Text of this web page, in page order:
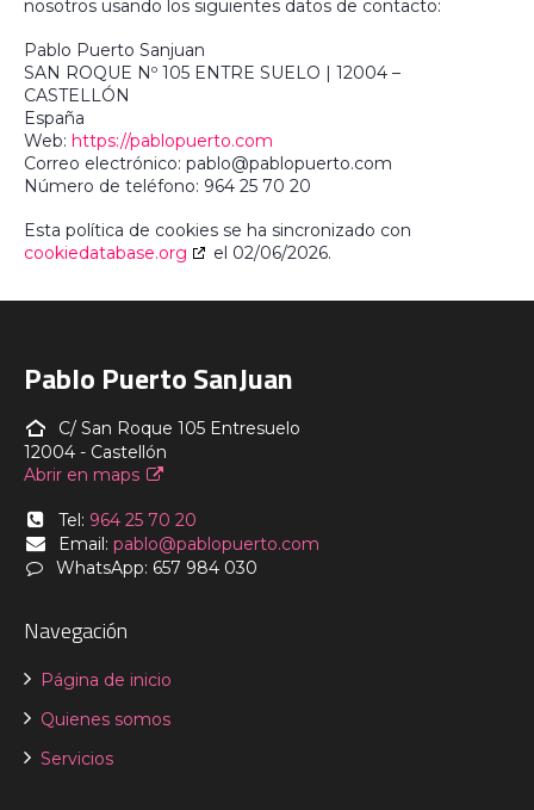
nosotros usando los siguientes datos de contacto:
Pablo Puerto Sanjuan
SAN ROQUE Nº 105 ENTRE SUELO | 12004 –
CASTELLÓN
España
Web: https://pablopuerto.com
Correo electrónico: pablo@pablopuerto.com
Número de teléfono: 964 25 70 20
Esta política de cookies se ha sincronizado con
cookiedatabase.org
el 02/06/2026.
Pablo Puerto SanJuan
C/ San Roque 105 Entresuelo
12004 - Castellón
Abrir en maps
Tel: 964 25 70 20
Email: pablo@pablopuerto.com
WhatsApp: 657 984 030
Navegación
Página de inicio
Quienes somos
Servicios